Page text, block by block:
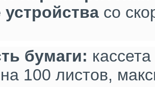
со
бумаги:
100 листов,